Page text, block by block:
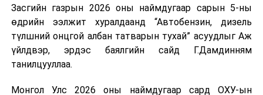
Засгийн газрын 2026 оны наймдугаар сарын 5-ны
өдрийн ээлжит хуралдаанд “Автобензин, дизель
түлшний онцгой албан татварын тухай” асуудлыг Аж
үйлдвэр, эрдэс баялгийн сайд Г.Дамдинням
танилцууллаа.
Монгол Улс 2026 оны наймдугаар сард ОХУ-ын